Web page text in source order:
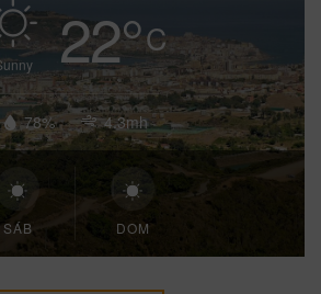
22°C
78% 4.3mh
SÁB DOM